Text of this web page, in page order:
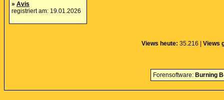
» Avis
registriert am: 19.01.2026
Views heute: 35.216 | Views
Forensoftware: Burning